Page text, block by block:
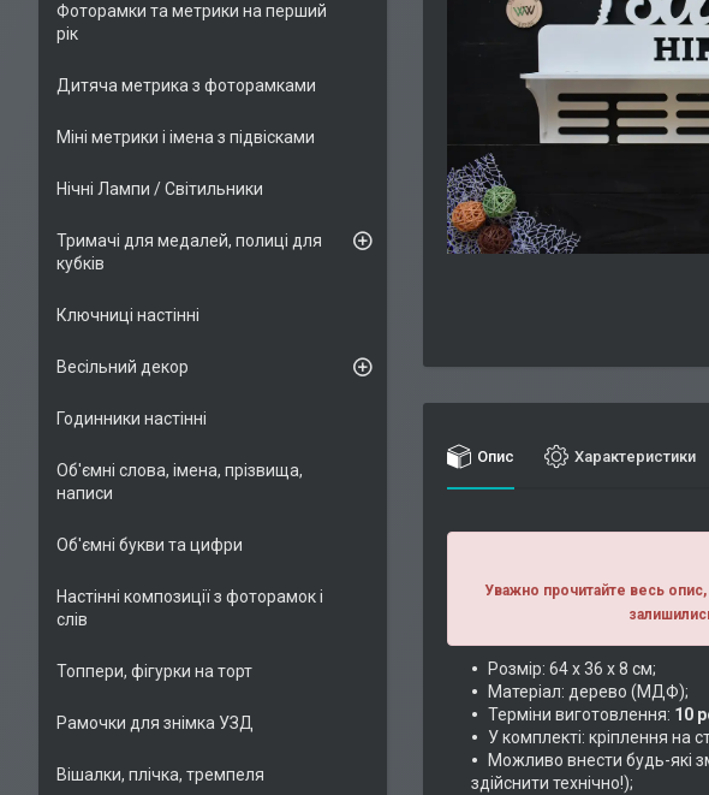
Опис Характеристики
Уважно прочитайте весь
Розмір: 64 х 36 х 8 см;
Матеріал: дерево (МДФ);
Терміни виготовлення: 10
У комплекті: кріплення на
Можливо внести будь-які
здійснити технічно!);
Фоторамки та метрики на перший
рік
Дитяча метрика з фоторамками
Міні метрики і імена з підвісками
Нічні Лампи / Світильники
Тримачі для медалей, полиці для
кубків
Ключниці настінні
Весільний декор
Годинники настінні
Об'ємні слова, імена, прізвища,
написи
Об'ємні букви та цифри
Настінні композиції з фоторамок і
слів
Топпери, фігурки на торт
Рамочки для знімка УЗД
Вішалки, плічка, тремпеля